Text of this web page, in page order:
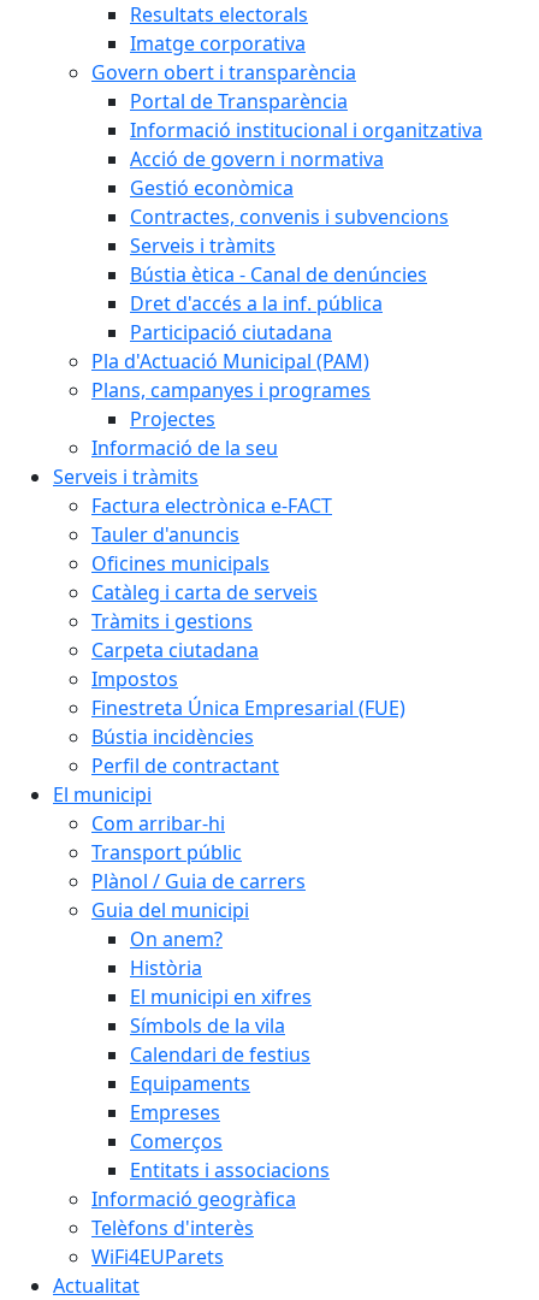
Resultats electorals
Imatge corporativa
Govern obert i transparència
Portal de Transparència
Informació institucional i organitzativa
Acció de govern i normativa
Gestió econòmica
Contractes, convenis i subvencions
Serveis i tràmits
Bústia ètica - Canal de denúncies
Dret d'accés a la inf. pública
Participació ciutadana
Pla d'Actuació Municipal (PAM)
Plans, campanyes i programes
Projectes
Informació de la seu
Serveis i tràmits
Factura electrònica e-FACT
Tauler d'anuncis
Oficines municipals
Catàleg i carta de serveis
Tràmits i gestions
Carpeta ciutadana
Impostos
Finestreta Única Empresarial (FUE)
Bústia incidències
Perfil de contractant
El municipi
Com arribar-hi
Transport públic
Plànol / Guia de carrers
Guia del municipi
On anem?
Història
El municipi en xifres
Símbols de la vila
Calendari de festius
Equipaments
Empreses
Comerços
Entitats i associacions
Informació geogràfica
Telèfons d'interès
WiFi4EUParets
Actualitat